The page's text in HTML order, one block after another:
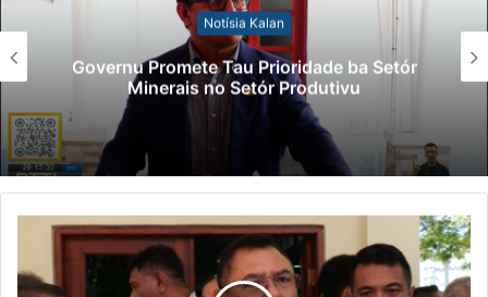
Notísia Kalan
Governu Promete Tau Prioridade ba Setór
Minerais no Setór Produtivu